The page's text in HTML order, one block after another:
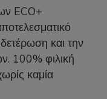
ECO+
και την
100% φιλική
καμία